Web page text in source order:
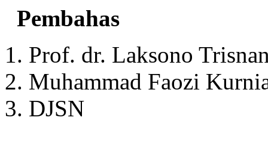
Pembahas
Prof. dr. Laksono
Muhammad Faozi
DJSN